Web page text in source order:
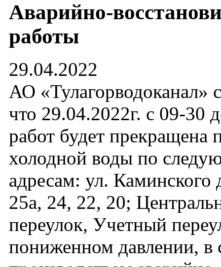
Аварийно-
работы
29.04.2022
АО «Тулагорводоканал»
что 29.04.2022г. с 09-30
работ будет прекращена
холодной воды по
адресам: ул. Каминского
25а, 24, 22, 20;
переулок, Учетный
пониженном давлении, в